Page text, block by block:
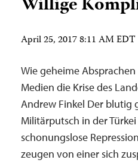
April 25, 2017 8:11 AM EDT
Wie geheime
Medien die Krise des
Andrew Finkel Der blutig
Militärputsch in der
schonungslose
zeugen von einer sich